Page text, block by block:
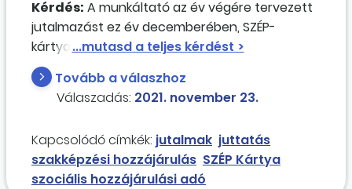
Kérdés: A munkáltató az év végére tervezett
jutalmazást ez év decemberében, SZÉP-
kártya-utalás formájában tervezi. A jutalom
összegét a felettes vezető állapítja meg,
munkavállalónként eltérő mértékben.
Kifogásolható-e ez bármilyen tekintetben,
szakképzésihozzájárulásiadó-fizetési
kötelezettség ez esetben sem áll fenn?
Tovább a válaszhoz
Válaszadás: 2021. november 23.
Kapcsolódó címkék: jutalmak juttatás
szakképzési hozzájárulás SZÉP Kártya
szociális hozzájárulási adó